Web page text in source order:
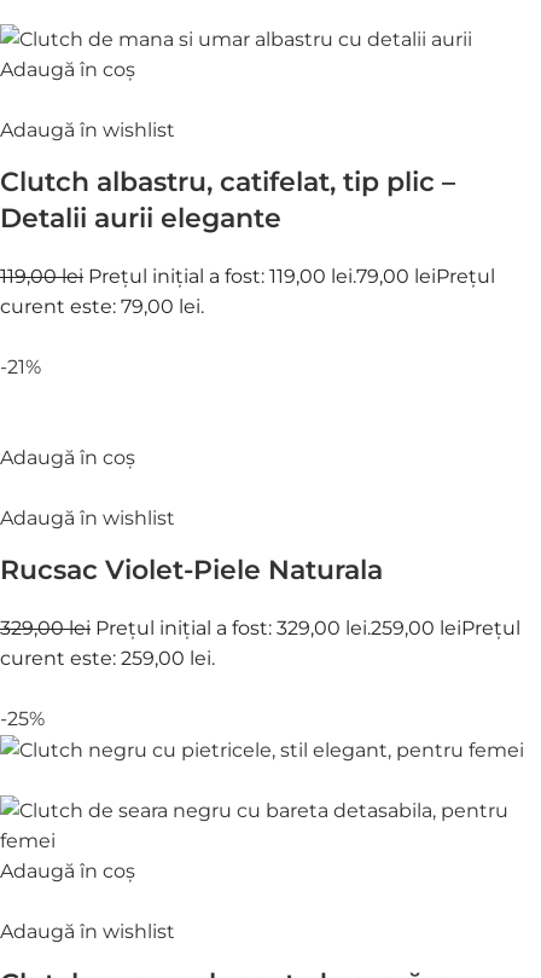
Adaugă în coș
Adaugă în wishlist
Clutch albastru, catifelat, tip plic –
Detalii aurii elegante
119,00 lei Prețul inițial a fost: 119,00 lei.79,00 leiPrețul
curent este: 79,00 lei.
-21%
Adaugă în coș
Adaugă în wishlist
Rucsac Violet-Piele Naturala
329,00 lei Prețul inițial a fost: 329,00 lei.259,00 leiPrețul
curent este: 259,00 lei.
-25%
Adaugă în coș
Adaugă în wishlist